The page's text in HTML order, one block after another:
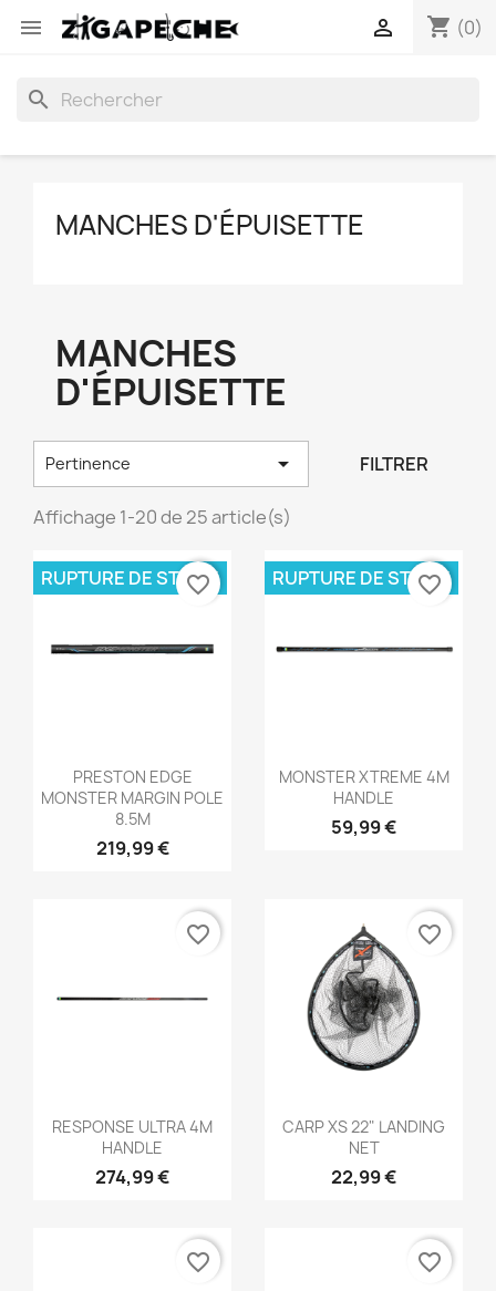
 shopping_cart (0)

search
MANCHES D'ÉPUISETTE
MANCHES
D'ÉPUISETTE
Pertinence  FILTRER
Affichage 1-20 de 25 article(s)
Aperçu rapide
PRESTON EDGE
MONSTER MARGIN POLE
8.5M
219,99 €
RUPTURE DE STOCK
favorite_border
Aperçu rapide
MONSTER XTREME 4M
HANDLE
59,99 €
RUPTURE DE STOCK
favorite_border
Aperçu rapide
RESPONSE ULTRA 4M
HANDLE
274,99 €
favorite_border
Aperçu rapide
CARP XS 22" LANDING
NET
22,99 €
favorite_border
favorite_border favorite_border